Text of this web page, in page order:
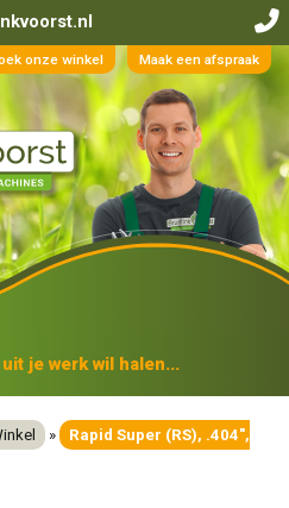
onze winkel Maak een afspraak
je werk wil halen...
»
Rapid Super (RS), .404",